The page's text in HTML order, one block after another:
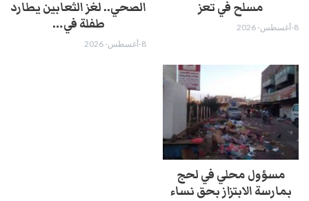
مسلح في تعز
8-أغسطس- 2026
الصحي.. لغز الثعابين يطارد
طفلة في…
8-أغسطس- 2026
مسؤول محلي في لحج
بمارسة الابتزاز بحق نساء